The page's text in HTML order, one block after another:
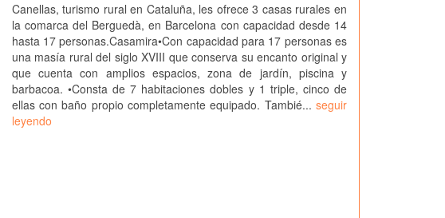
Canellas, turismo rural en Cataluña, les ofrece 3 casas rurales en
la comarca del Berguedà, en Barcelona con capacidad desde 14
hasta 17 personas.Casamira•Con capacidad para 17 personas es
una masía rural del siglo XVIII que conserva su encanto original y
que cuenta con amplios espacios, zona de jardín, piscina y
barbacoa. •Consta de 7 habitaciones dobles y 1 triple, cinco de
ellas con baño propio completamente equipado. Tambié... seguir
leyendo